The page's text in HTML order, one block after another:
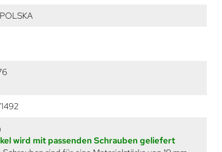
wird mit passenden Schrauben geliefert